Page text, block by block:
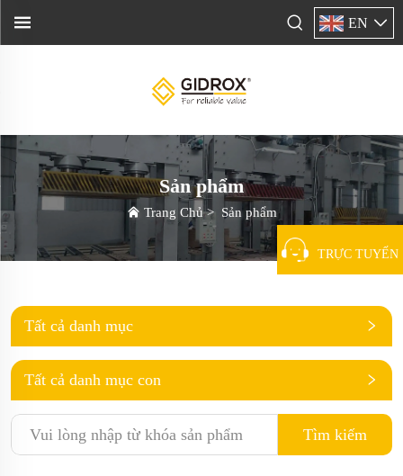
EN
Sản phẩm
Trang Chủ> Sản phẩm
Tất cả danh mục
Tất cả danh mục con
Tìm kiếm
TRỰC TUYẾN